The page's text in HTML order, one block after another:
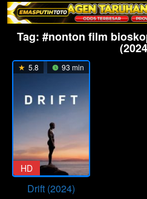
Tag: #nonton film
5.8 93 min
HD
Drift (2024)